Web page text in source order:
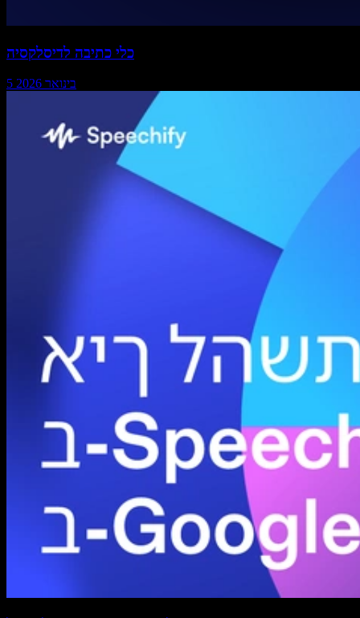
כלי כתיבה לדיסלקסיה
5 בינואר 2026